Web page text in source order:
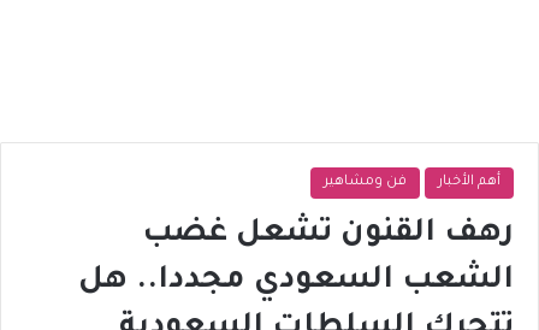
أهم الأخبار فن ومشاهير
رهف القنون تشعل غضب
الشعب السعودي مجددا.. هل